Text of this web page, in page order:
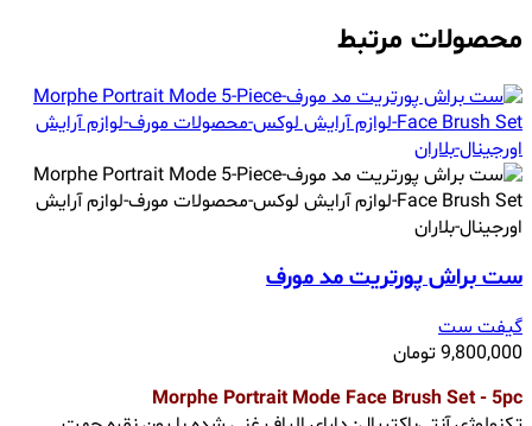
محصولات مرتبط
ست براش پورتریت مد مورف
گیفت ست
9,800,000تومان
Morphe Portrait Mode Face Brush Set - 5pc